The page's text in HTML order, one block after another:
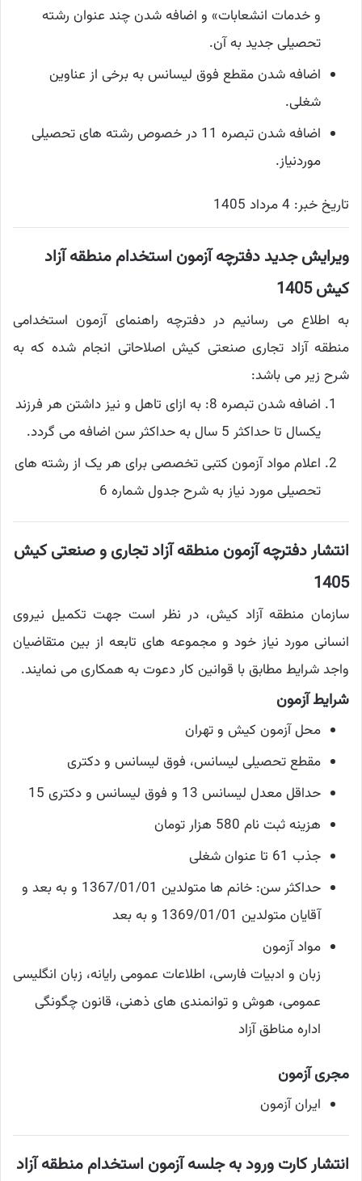
و خدمات انشعابات» و اضافه شدن چند عنوان رشته
تحصیلی جدید به آن.
اضافه شدن مقطع فوق لیسانس به برخی از عناوین
شغلی.
اضافه شدن تبصره 11 در خصوص رشته های تحصیلی
موردنیاز.
تاریخ خبر: 4 مرداد 1405
ویرایش جدید دفترچه آزمون استخدام منطقه آزاد
کیش 1405
به اطلاع می رسانیم در دفترچه راهنمای آزمون استخدامی
منطقه آزاد تجاری صنعتی کیش اصلاحاتی انجام شده که به
شرح زیر می باشد:
اضافه شدن تبصره 8: به ازای تاهل و نیز داشتن هر فرزند
یکسال تا حداکثر 5 سال به حداکثر سن اضافه می گردد.
اعلام مواد آزمون کتبی تخصصی برای هر یک از رشته های
تحصیلی مورد نیاز به شرح جدول شماره 6
انتشار دفترچه آزمون منطقه آزاد تجاری و صنعتی کیش
1405
سازمان منطقه آزاد کیش، در نظر است جهت تکمیل نیروی
انسانی مورد نیاز خود و مجموعه های تابعه از بین متقاضیان
واجد شرایط مطابق با قوانین کار دعوت به همکاری می نمایند.
شرایط آزمون
محل آزمون کیش و تهران
مقطع تحصیلی لیسانس، فوق لیسانس و دکتری
حداقل معدل لیسانس 13 و فوق لیسانس و دکتری 15
هزینه ثبت نام 580 هزار تومان
جذب 61 تا عنوان شغلی
حداکثر سن: خانم ها متولدین 1367/01/01 و به بعد و
آقایان متولدین 1369/01/01 و به بعد
مواد آزمون
زبان و ادبیات فارسی، اطلاعات عمومی رایانه، زبان انگلیسی
عمومی، هوش و توانمندی های ذهنی، قانون چگونگی
اداره مناطق آزاد
مجری آزمون
ایران آزمون
انتشار کارت ورود به جلسه آزمون استخدام منطقه آزاد